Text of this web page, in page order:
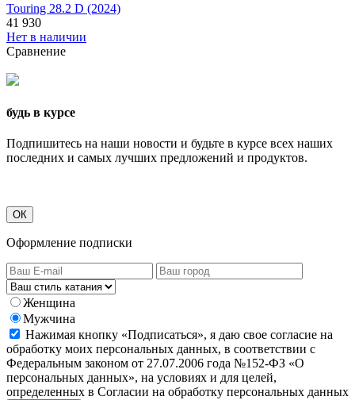
Touring 28.2 D (2024)
41 930
Нет в наличии
Сравнение
будь в курсе
Подпишитесь на наши новости и будьте в курсе всех наших
последних и самых лучших предложений и продуктов.
ОК
Оформление подписки
Женщина
Мужчина
Нажимая кнопку «Подписаться», я даю свое согласие на
обработку моих персональных данных, в соответствии с
Федеральным законом от 27.07.2006 года №152-ФЗ «О
персональных данных», на условиях и для целей,
определенных в Согласии на обработку персональных данных